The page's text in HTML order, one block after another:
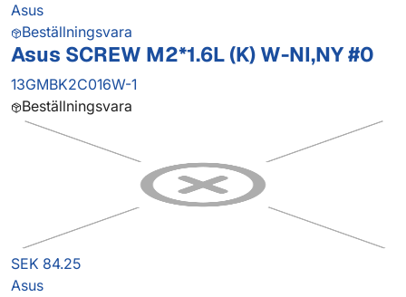
Asus
Beställningsvara
Asus SCREW M2*1.6L (K) W-NI,NY #0
13GMBK2C016W-1
Beställningsvara
SEK 84.25
Asus